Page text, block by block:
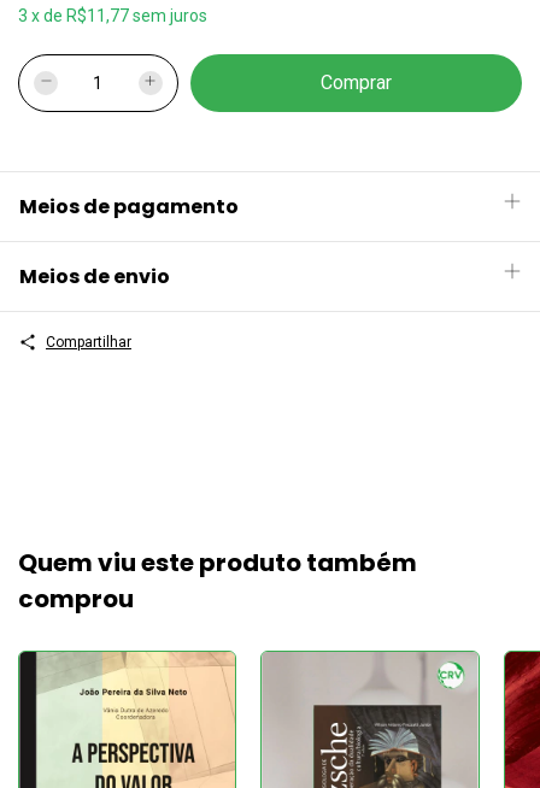
3 xde R$11,77sem juros
Meios de pagamento
Meios de envio
Compartilhar
Quem viu este produto também
comprou